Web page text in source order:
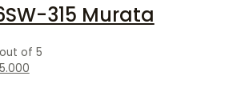
315 Murata
out of 5
5.000